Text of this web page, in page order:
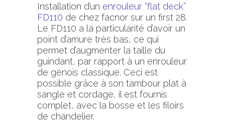
Installation d’un enrouleur “flat deck”
FD110 de chez facnor sur un first 28.
Le FD110 a la particularité d’avoir un
point d’amure très bas, ce qui
permet d’augmenter la taille du
guindant, par rapport à un enrouleur
de génois classique. Ceci est
possible grâce à son tambour plat à
sangle et cordage, il est fournis
complet, avec la bosse et les filoirs
de chandelier.